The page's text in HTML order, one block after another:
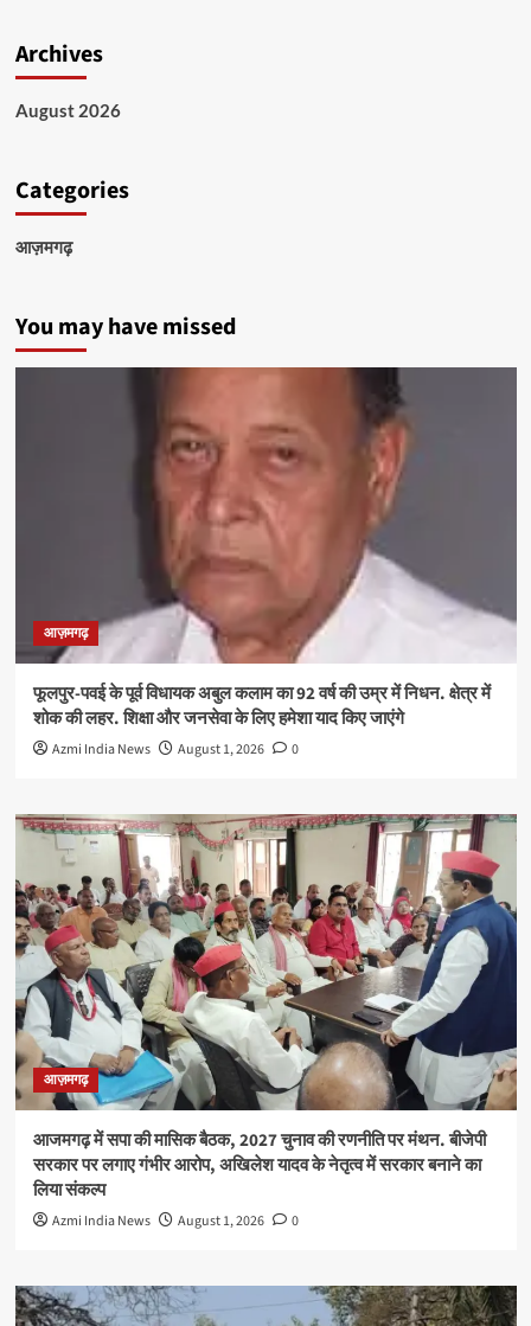
लिया
के
साल
प्रयास
को
Archives
August 2026
Categories
आज़मगढ़
You may have missed
आज़मगढ़
फूलपुर-पवई के पूर्व विधायक अबुल कलाम का 92 वर्ष की उम्र में निधन. क्षेत्र में
शोक की लहर. शिक्षा और जनसेवा के लिए हमेशा याद किए जाएंगे
Azmi India News August 1, 2026 0
आज़मगढ़
आजमगढ़ में सपा की मासिक बैठक, 2027 चुनाव की रणनीति पर मंथन. बीजेपी
सरकार पर लगाए गंभीर आरोप, अखिलेश यादव के नेतृत्व में सरकार बनाने का
लिया संकल्प
Azmi India News August 1, 2026 0